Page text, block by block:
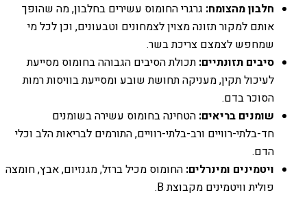
חלבון מהצומח: גרגרי החומוס עשירים בחלבון, מה שהופך
אותם למקור תזונה מצוין לצמחונים וטבעונים, וכן לכל מי
שמחפש לצמצם צריכת בשר.
סיבים תזונתיים: תכולת הסיבים הגבוהה בחומוס מסייעת
לעיכול תקין, מעניקה תחושת שובע ומסייעת בוויסות רמות
הסוכר בדם.
שומנים בריאים: הטחינה בחומוס עשירה בשומנים
חד-בלתי-רוויים ורב-בלתי-רוויים, התורמים לבריאות הלב וכלי
הדם.
ויטמינים ומינרלים: החומוס מכיל ברזל, מגנזיום, אבץ, חומצה
פולית וויטמינים מקבוצת B.